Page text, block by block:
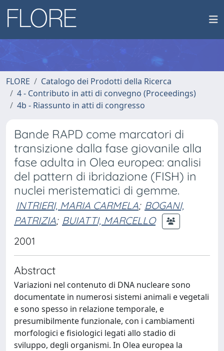
FLORE
Catalogo dei Prodotti della Ricerca
4 - Contributo in atti di convegno (Proceedings)
4b - Riassunto in atti di congresso
Bande RAPD come marcatori di
transizione dalla fase giovanile alla
fase adulta in Olea europea: analisi
del pattern di ibridazione (FISH) in
nuclei meristematici di gemme.
INTRIERI, MARIA CARMELA; BOGANI,
PATRIZIA; BUIATTI, MARCELLO
2001
Abstract
Variazioni nel contenuto di DNA nucleare sono
documentate in numerosi sistemi animali e vegetali
e sono spesso in relazione temporale, e
presumibilmente funzionale, con i cambiamenti
morfologici e fisiologici legati allo stadio di
sviluppo, degli organismi. In Olea europea la